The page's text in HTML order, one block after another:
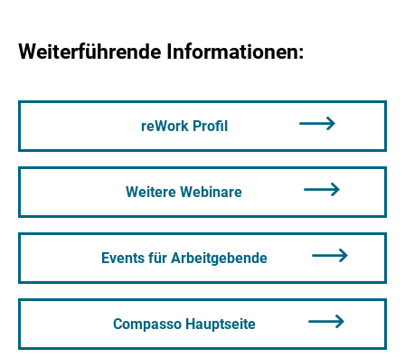
Weiterführende Informationen:
reWork Profil
Weitere Webinare
Events für Arbeitgebende
Compasso Hauptseite